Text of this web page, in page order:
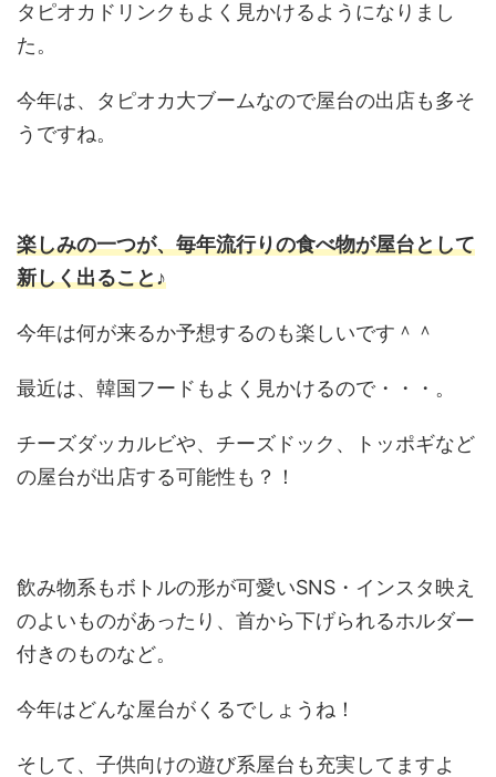
タピオカドリンクもよく見かけるようになりまし
た。
今年は、タピオカ大ブームなので屋台の出店も多そ
うですね。
楽しみの一つが、毎年流行りの食べ物が屋台として
新しく出ること♪
今年は何が来るか予想するのも楽しいです＾＾
最近は、韓国フードもよく見かけるので・・・。
チーズダッカルビや、チーズドック、トッポギなど
の屋台が出店する可能性も？！
飲み物系もボトルの形が可愛いSNS・インスタ映え
のよいものがあったり、首から下げられるホルダー
付きのものなど。
今年はどんな屋台がくるでしょうね！
そして、子供向けの遊び系屋台も充実してますよ